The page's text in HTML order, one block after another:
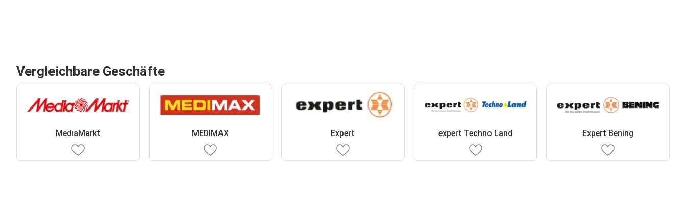
Vergleichbare Geschäfte
MediaMarkt MEDIMAX Expert expert Techno Land Expert Bening